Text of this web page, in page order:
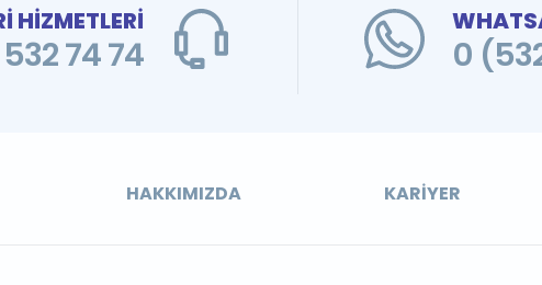
HİZMETLERİ
74 74 0
HAKKIMIZDA KARIYER